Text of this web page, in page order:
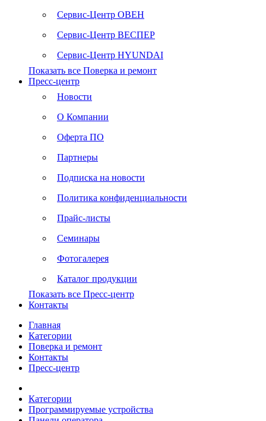
Сервис-Центр ОВЕН
Сервис-Центр ВЕСПЕР
Сервис-Центр HYUNDAI
Показать все Поверка и ремонт
Пресс-центр
Новости
О Компании
Оферта ПО
Партнеры
Подписка на новости
Политика конфиденциальности
Прайс-листы
Семинары
Фотогалерея
Каталог продукции
Показать все Пресс-центр
Контакты
Главная
Категории
Поверка и ремонт
Контакты
Пресс-центр
Категории
Программируемые устройства